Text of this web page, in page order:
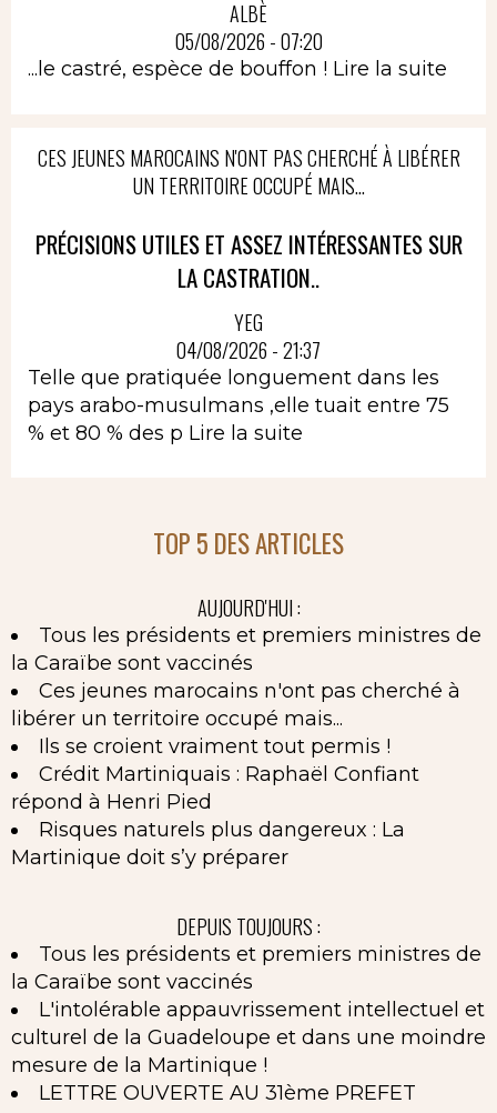
ALBÈ
05/08/2026 - 07:20
...le castré, espèce de bouffon ! Lire la suite
CES JEUNES MAROCAINS N'ONT PAS CHERCHÉ À LIBÉRER
UN TERRITOIRE OCCUPÉ MAIS...
PRÉCISIONS UTILES ET ASSEZ INTÉRESSANTES SUR
LA CASTRATION..
YEG
04/08/2026 - 21:37
Telle que pratiquée longuement dans les
pays arabo-musulmans ,elle tuait entre 75
% et 80 % des p Lire la suite
TOP 5 DES ARTICLES
AUJOURD'HUI :
Tous les présidents et premiers ministres de
la Caraïbe sont vaccinés
Ces jeunes marocains n'ont pas cherché à
libérer un territoire occupé mais...
Ils se croient vraiment tout permis !
Crédit Martiniquais : Raphaël Confiant
répond à Henri Pied
Risques naturels plus dangereux : La
Martinique doit s’y préparer
DEPUIS TOUJOURS :
Tous les présidents et premiers ministres de
la Caraïbe sont vaccinés
L'intolérable appauvrissement intellectuel et
culturel de la Guadeloupe et dans une moindre
mesure de la Martinique !
LETTRE OUVERTE AU 31ème PREFET